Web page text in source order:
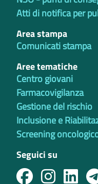
Atti di notifica per
Area stampa
Comunicati stampa
Aree tematiche
Centro giovani
Farmacovigilanza
Gestione del rischio
Inclusione e
Screening
Seguici su